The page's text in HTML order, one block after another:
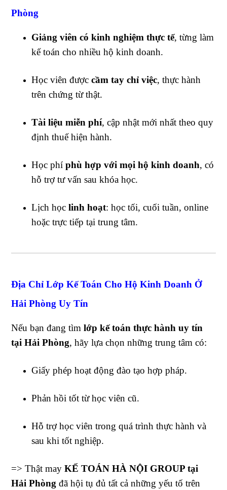
Phòng
Giảng viên có kinh nghiệm thực tế, từng làm
kế toán cho nhiều hộ kinh doanh.
Học viên đượccầm tay chỉ việc, thực hành
trên chứng từ thật.
Tài liệu miễn phí, cập nhật mới nhất theo quy
định thuế hiện hành.
Học phíphù hợp với mọi hộ kinh doanh, có
hỗ trợ tư vấn sau khóa học.
Lịch họclinh hoạt: học tối, cuối tuần, online
hoặc trực tiếp tại trung tâm.
Địa Chỉ Lớp Kế Toán Cho Hộ Kinh Doanh Ở
Hải Phòng Uy Tín
Nếu bạn đang tìmlớp kế toán thực hành uy tín
tại Hải Phòng, hãy lựa chọn những trung tâm có:
Giấy phép hoạt động đào tạo hợp pháp.
Phản hồi tốt từ học viên cũ.
Hỗ trợ học viên trong quá trình thực hành và
sau khi tốt nghiệp.
=> Thật mayKẾ TOÁN HÀ NỘI GROUP tại
Hải Phòng đã hội tụ đủ tất cả những yếu tố trên